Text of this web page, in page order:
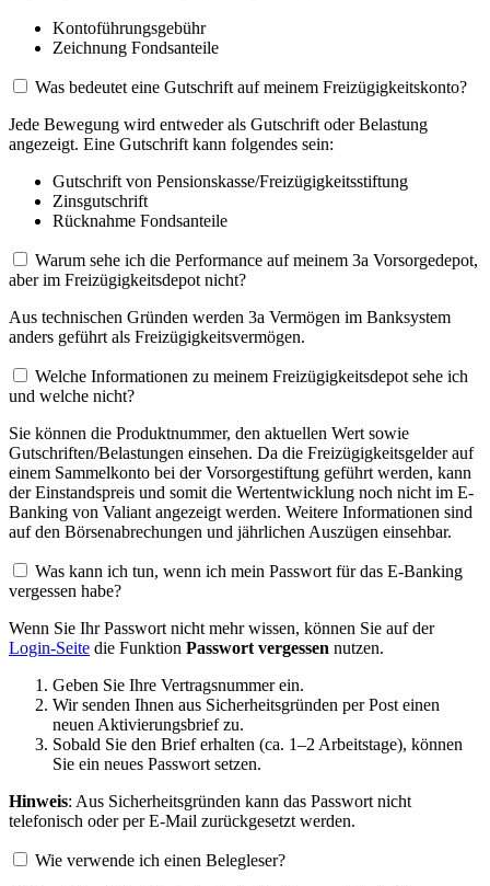
Kontoführungsgebühr
Zeichnung Fondsanteile
Was bedeutet eine Gutschrift auf meinem Freizügigkeitskonto?
Jede Bewegung wird entweder als Gutschrift oder Belastung
angezeigt. Eine Gutschrift kann folgendes sein:
Gutschrift von Pensionskasse/Freizügigkeitsstiftung
Zinsgutschrift
Rücknahme Fondsanteile
Warum sehe ich die Performance auf meinem 3a Vorsorgedepot,
aber im Freizügigkeitsdepot nicht?
Aus technischen Gründen werden 3a Vermögen im Banksystem
anders geführt als Freizügigkeitsvermögen.
Welche Informationen zu meinem Freizügigkeitsdepot sehe ich
und welche nicht?
Sie können die Produktnummer, den aktuellen Wert sowie
Gutschriften/Belastungen einsehen. Da die Freizügigkeitsgelder auf
einem Sammelkonto bei der Vorsorgestiftung geführt werden, kann
der Einstandspreis und somit die Wertentwicklung noch nicht im E-
Banking von Valiant angezeigt werden. Weitere Informationen sind
auf den Börsenabrechungen und jährlichen Auszügen einsehbar.
Was kann ich tun, wenn ich mein Passwort für das E-Banking
vergessen habe?
Wenn Sie Ihr Passwort nicht mehr wissen, können Sie auf der
Login-Seite die Funktion Passwort vergessen nutzen.
Geben Sie Ihre Vertragsnummer ein.
Wir senden Ihnen aus Sicherheitsgründen per Post einen
neuen Aktivierungsbrief zu.
Sobald Sie den Brief erhalten (ca. 1–2 Arbeitstage), können
Sie ein neues Passwort setzen.
Hinweis: Aus Sicherheitsgründen kann das Passwort nicht
telefonisch oder per E-Mail zurückgesetzt werden.
Wie verwende ich einen Belegleser?